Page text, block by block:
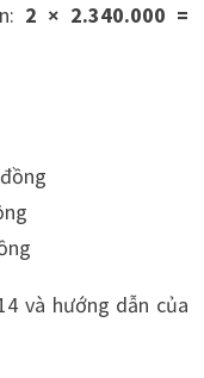
2 × 2.340.000 =
và hướng dẫn của